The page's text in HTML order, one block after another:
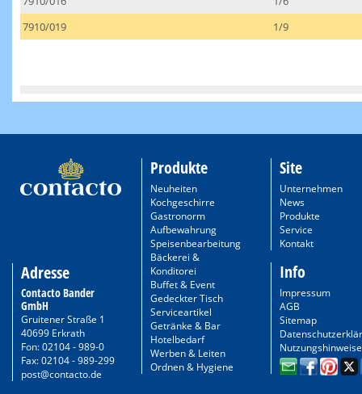
7910/019
1/9
Adresse
Contacto Bander
GmbH
Gruitener Straße 1
40699 Erkrath
Fon: 02104 - 989-0
Fax: 02104 - 989-299
post@contacto.de
Produkte
Neuheiten
Kochgeschirre
Gastronorm
Aufbewahrung
Speisenbearbeitung
Bäckerei &
Konditorei
Buffet & Event
Gedeckter Tisch
Serviceartikel
Getränke & Bar
Hotelbedarf
Werben & Leiten
Ordnen & Hygiene
Site
Unternehmen
News
Produkte
Service
Kontakt
Info
Impressum
AGB
Sitemap
Nutzungshinweise